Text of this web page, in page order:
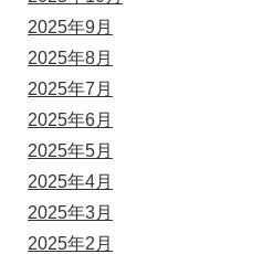
2025年9月
2025年8月
2025年7月
2025年6月
2025年5月
2025年4月
2025年3月
2025年2月